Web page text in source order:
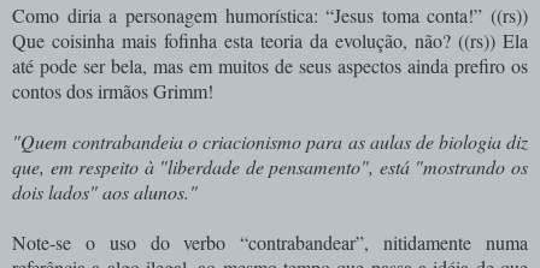
Como diria a personagem humorística: “Jesus toma conta!” ((rs))
Que coisinha mais fofinha esta teoria da evolução, não? ((rs)) Ela
até pode ser bela, mas em muitos de seus aspectos ainda prefiro os
contos dos irmãos Grimm!
"Quem contrabandeia o criacionismo para as aulas de biologia diz
que, em respeito à "liberdade de pensamento", está "mostrando os
dois lados" aos alunos."
Note-se o uso do verbo “contrabandear”, nitidamente numa